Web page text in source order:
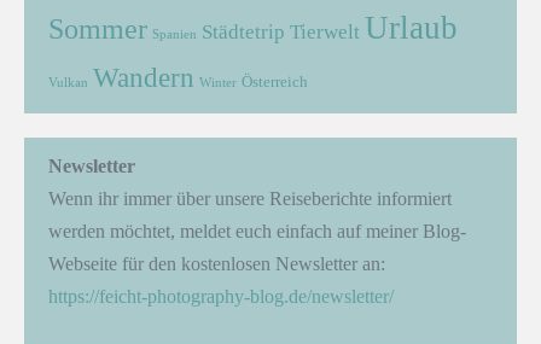
Sommer Spanien Städtetrip Tierwelt Urlaub
Vulkan Wandern Winter Österreich
Newsletter
Wenn ihr immer über unsere Reiseberichte informiert
werden möchtet, meldet euch einfach auf meiner Blog-
Webseite für den kostenlosen Newsletter an:
https://feicht-photography-blog.de/newsletter/